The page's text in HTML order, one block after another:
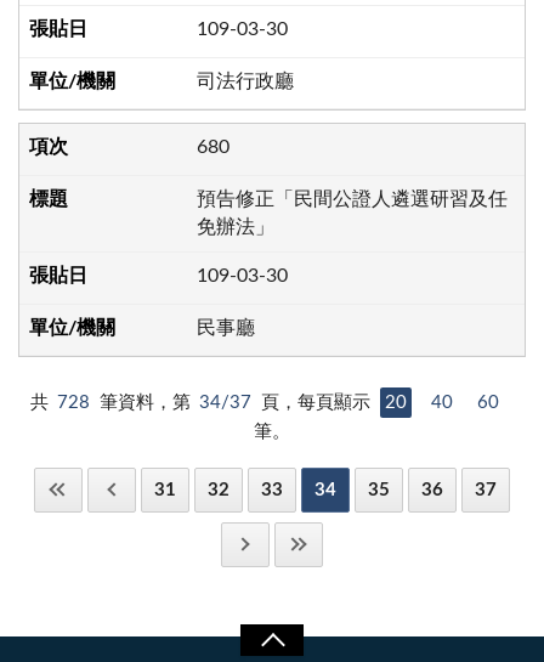
109-03-30
司法行政廳
680
預告修正「民間公證人遴選研習及任
免辦法」
109-03-30
民事廳
共 728 筆資料，第 34/37 頁，每頁顯示 20 40
60
筆。
31 32 33 34 35 36 37